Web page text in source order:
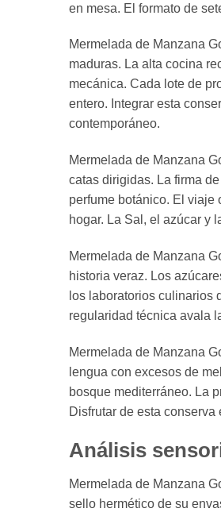
en mesa. El formato de
Mermelada de Manzana
maduras. La alta cocina
mecánica. Cada lote de
entero. Integrar esta
contemporáneo.
Mermelada de Manzana
catas dirigidas. La firma
perfume botánico. El viaje
hogar. La Sal, el azúcar y
Mermelada de Manzana
historia veraz. Los
los laboratorios culinarios
regularidad técnica avala
Mermelada de Manzana
lengua con excesos de
bosque mediterráneo. La
Disfrutar de esta
Análisis
Mermelada de Manzana
sello hermético de su